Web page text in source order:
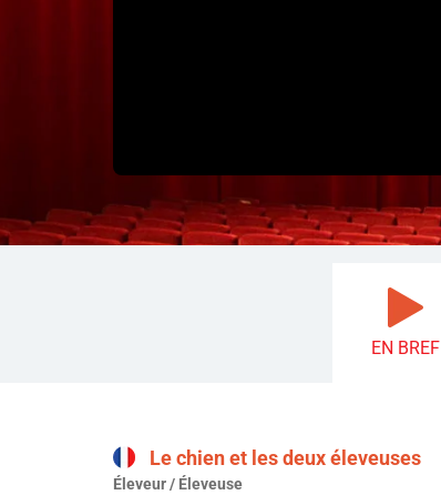
EN BREF
Le chien et les deux éleveuses
Éleveur / Éleveuse